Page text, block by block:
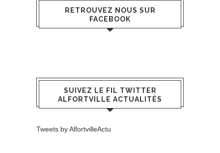
RETROUVEZ NOUS SUR
FACEBOOK
SUIVEZ LE FIL TWITTER
ALFORTVILLE ACTUALITÉS
Tweets by AlfortvilleActu